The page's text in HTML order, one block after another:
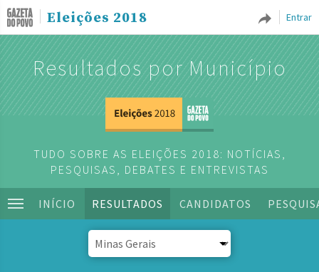
Entrar
Eleições 2018
Resultados por Município
TUDO SOBRE AS ELEIÇÕES 2018: NOTÍCIAS,
PESQUISAS, DEBATES E ENTREVISTAS
INÍCIO RESULTADOS CANDIDATOS